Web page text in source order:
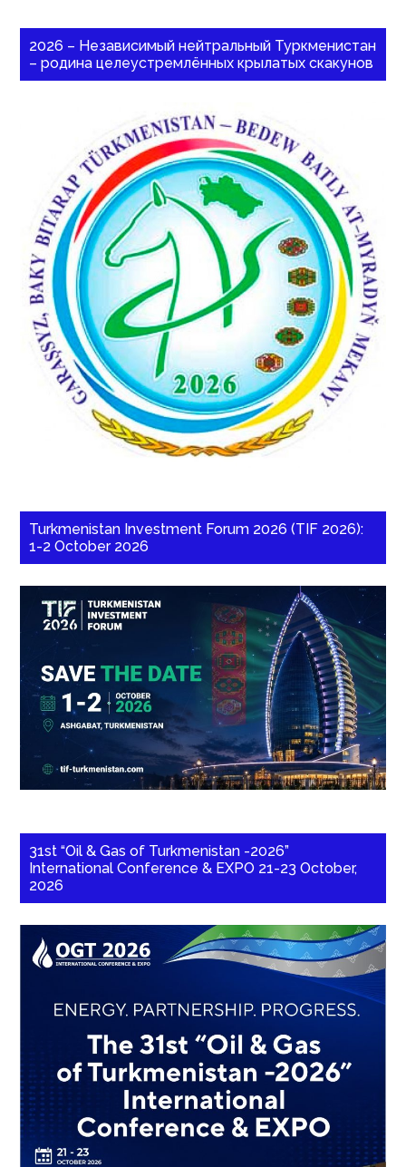
2026 – Независимый нейтральный Туркменистан
– родина целеустремлённых крылатых скакунов
Turkmenistan Investment Forum 2026 (TIF 2026):
1-2 October 2026
31st “Oil & Gas of Turkmenistan -2026”
International Conference & EXPO 21-23 October,
2026